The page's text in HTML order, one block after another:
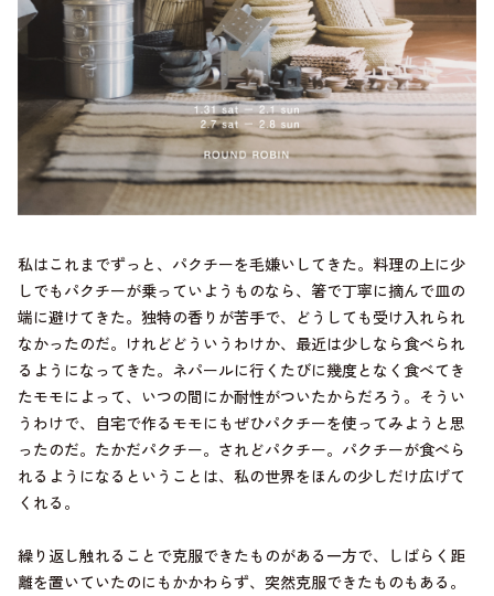
私はこれまでずっと、パクチーを毛嫌いしてきた。料理の上に少
しでもパクチーが乗っていようものなら、箸で丁寧に摘んで皿の
端に避けてきた。独特の香りが苦手で、どうしても受け入れられ
なかったのだ。けれどどういうわけか、最近は少しなら食べられ
るようになってきた。ネパールに行くたびに幾度となく食べてき
たモモによって、いつの間にか耐性がついたからだろう。そうい
うわけで、自宅で作るモモにもぜひパクチーを使ってみようと思
ったのだ。たかだパクチー。されどパクチー。パクチーが食べら
れるようになるということは、私の世界をほんの少しだけ広げて
くれる。
繰り返し触れることで克服できたものがある一方で、しばらく距
離を置いていたのにもかかわらず、突然克服できたものもある。